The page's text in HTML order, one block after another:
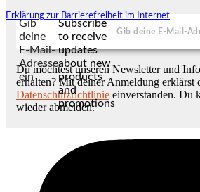
Erklärung zur Barrierefreiheit im Internet
Gib
deine
E-Mail-
Adresse
ein
Subscribe
to receive
updates
about new
products
and
promotions
Du möchtest unseren Newsletter und
erhalten? Mit deiner Anmeldung erklärst
Datenschutzrichtlinie einverstanden. Du
wieder abmelden.